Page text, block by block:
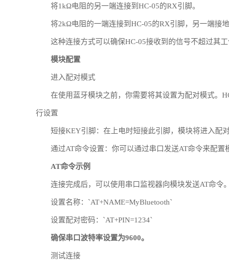
将1kΩ电阻的另一端连接到HC-05的RX引脚。
将2kΩ电阻的一端连接到HC-05的RX引脚，另一端接地
这种连接方式可以确保HC-05接收到的信号不超过其工
模块配置
进入配对模式
在使用蓝牙模块之前，你需要将其设置为配对模式。
行设置
短接KEY引脚：在上电时短接此引脚，模块将进入配对
通过AT命令设置：你可以通过串口发送AT命令来配置
AT命令示例
连接完成后，可以使用串口监视器向模块发送AT命令
设置名称：`AT+NAME=MyBluetooth`
设置配对密码：`AT+PIN=1234`
确保串口波特率设置为9600。
测试连接